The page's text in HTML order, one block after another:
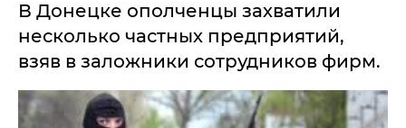
В Донецке ополченцы захватили
несколько частных предприятий,
взяв в заложники сотрудников фирм.